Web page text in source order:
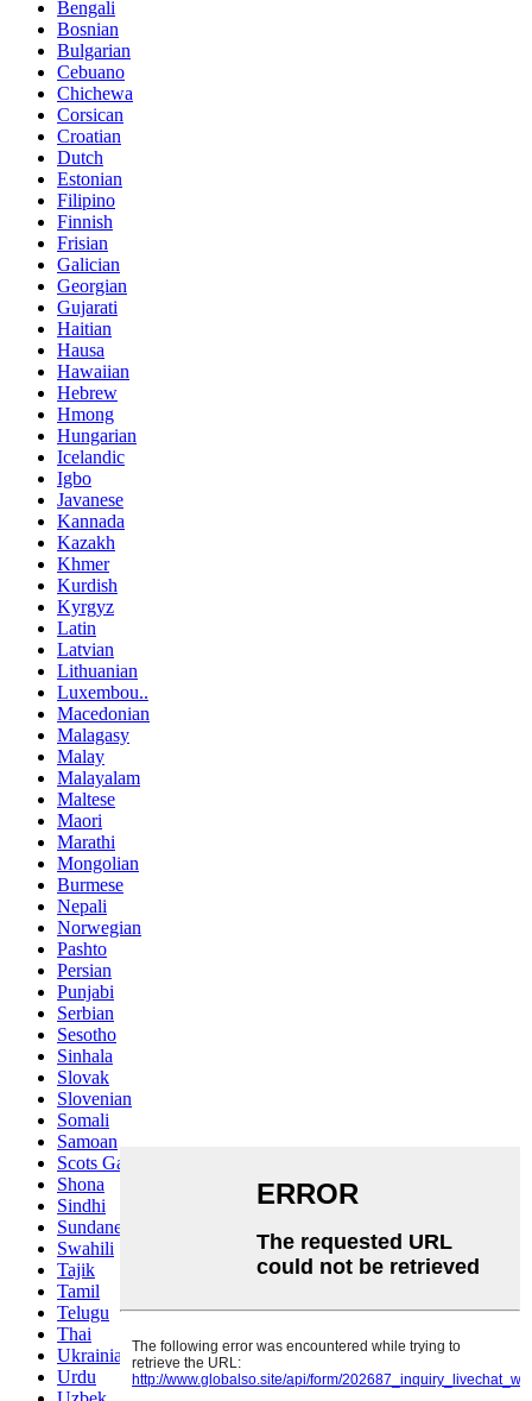
Bengali
Bosnian
Bulgarian
Cebuano
Chichewa
Corsican
Croatian
Dutch
Estonian
Filipino
Finnish
Frisian
Galician
Georgian
Gujarati
Haitian
Hausa
Hawaiian
Hebrew
Hmong
Hungarian
Icelandic
Igbo
Javanese
Kannada
Kazakh
Khmer
Kurdish
Kyrgyz
Latin
Latvian
Lithuanian
Luxembou..
Macedonian
Malagasy
Malay
Malayalam
Maltese
Maori
Marathi
Mongolian
Burmese
Nepali
Norwegian
Pashto
Persian
Punjabi
Serbian
Sesotho
Sinhala
Slovak
Slovenian
Somali
Samoan
Scots Gaelic
Shona
Sindhi
Sundanese
Swahili
Tajik
Tamil
Telugu
Thai
Ukrainian
Urdu